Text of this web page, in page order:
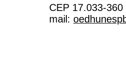
CEP 17.033-
mail: